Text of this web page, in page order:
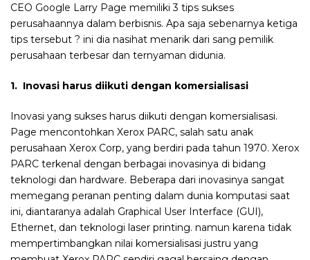
CEO Google Larry Page memiliki 3 tips sukses
perusahaannya dalam berbisnis. Apa saja sebenarnya ketiga
tips tersebut ? ini dia nasihat menarik dari sang pemilik
perusahaan terbesar dan ternyaman didunia.
1. Inovasi harus diikuti dengan komersialisasi
Inovasi yang sukses harus diikuti dengan komersialisasi.
Page mencontohkan Xerox PARC, salah satu anak
perusahaan Xerox Corp, yang berdiri pada tahun 1970. Xerox
PARC terkenal dengan berbagai inovasinya di bidang
teknologi dan hardware. Beberapa dari inovasinya sangat
memegang peranan penting dalam dunia komputasi saat
ini, diantaranya adalah Graphical User Interface (GUI),
Ethernet, dan teknologi laser printing. namun karena tidak
mempertimbangkan nilai komersialisasi justru yang